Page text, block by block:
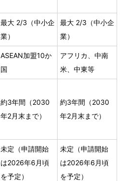
最大 2/3（中小企
業）
最大 2/3（中小企
業）
ASEAN加盟10か
国
アフリカ、中南
米、中東等
約3年間（2030
年2月末まで）
約3年間（2030
年2月末まで）
未定（申請開始
は2026年6月頃
を予定）
未定（申請開始
は2026年6月頃
を予定）